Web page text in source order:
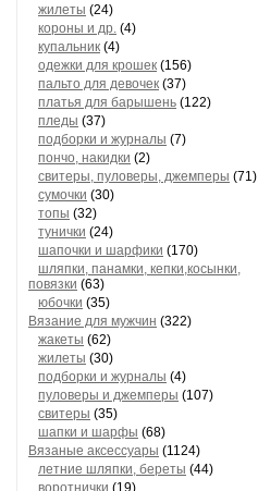
жилеты (24)
короны и др. (4)
купальник (4)
одежки для крошек (156)
пальто для девочек (37)
платья для барышень (122)
пледы (37)
подборки и журналы (7)
пончо, накидки (2)
свитеры, пуловеры, джемперы (71)
сумочки (30)
топы (32)
тунички (24)
шапочки и шарфики (170)
шляпки, панамки, кепки,косынки,
повязки (63)
юбочки (35)
Вязание для мужчин (322)
жакеты (62)
жилеты (30)
подборки и журналы (4)
пуловеры и джемперы (107)
свитеры (35)
шапки и шарфы (68)
Вязаные аксессуары (1124)
летние шляпки, береты (44)
воротнички (19)